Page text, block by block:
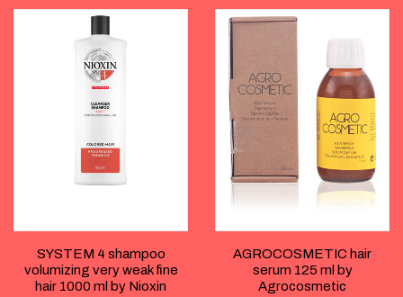
SYSTEM 4 shampoo
volumizing very weak fine
hair 1000 ml by Nioxin
AGROCOSMETIC hair
serum 125 ml by
Agrocosmetic